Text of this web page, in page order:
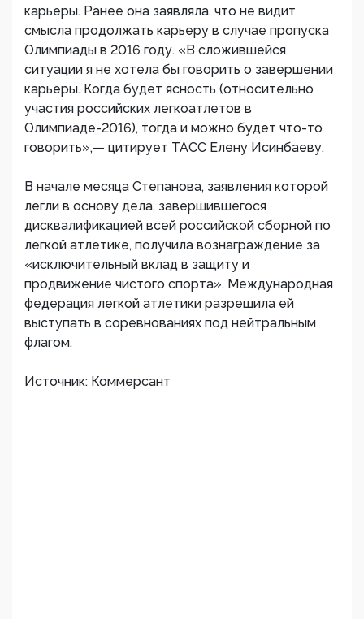
карьеры. Ранее она заявляла, что не видит
смысла продолжать карьеру в случае пропуска
Олимпиады в 2016 году. «В сложившейся
ситуации я не хотела бы говорить о завершении
карьеры. Когда будет ясность (относительно
участия российских легкоатлетов в
Олимпиаде-2016), тогда и можно будет что-то
говорить»,— цитирует ТАСС Елену Исинбаеву.
В начале месяца Степанова, заявления которой
легли в основу дела, завершившегося
дисквалификацией всей российской сборной по
легкой атлетике, получила вознаграждение за
«исключительный вклад в защиту и
продвижение чистого спорта». Международная
федерация легкой атлетики разрешила ей
выступать в соревнованиях под нейтральным
флагом.
Источник: Коммерсант